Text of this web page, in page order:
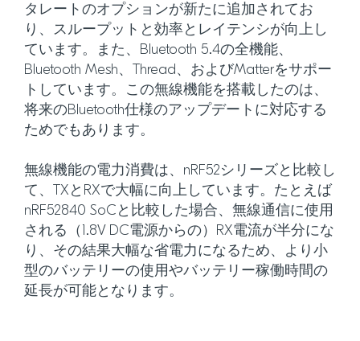
タレートのオプションが新たに追加されてお
り、スループットと効率とレイテンシが向上し
ています。また、Bluetooth 5.4の全機能、
Bluetooth Mesh、Thread、およびMatterをサポー
トしています。この無線機能を搭載したのは、
将来のBluetooth仕様のアップデートに対応する
ためでもあります。
無線機能の電力消費は、nRF52シリーズと比較し
て、TXとRXで大幅に向上しています。たとえば
nRF52840 SoCと比較した場合、無線通信に使用
される（1.8V DC電源からの）RX電流が半分にな
り、その結果大幅な省電力になるため、より小
型のバッテリーの使用やバッテリー稼働時間の
延長が可能となります。